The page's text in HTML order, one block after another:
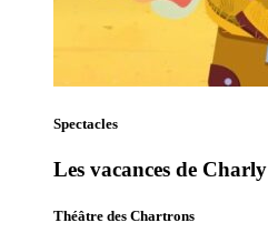
Spectacles
Les vacances de Charly
Théâtre des Chartrons